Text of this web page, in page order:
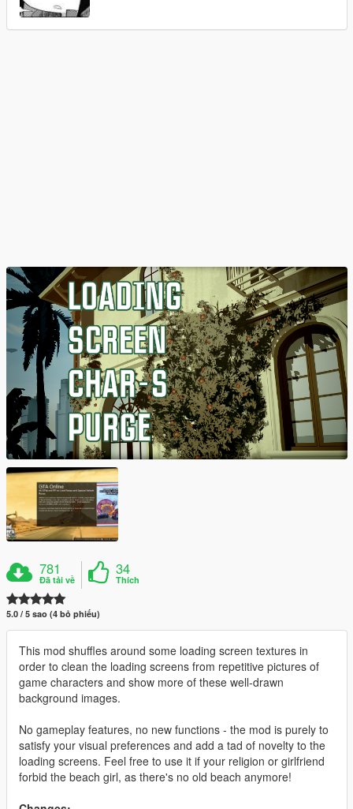
781
Đã tải về
34
Thích
5.0 / 5 sao (4 bỏ phiếu)
This mod shuffles around some loading screen textures in
order to clean the loading screens from repetitive pictures of
game characters and show more of these well-drawn
background images.
No gameplay features, no new functions - the mod is purely to
satisfy your visual preferences and add a tad of novelty to the
loading screens. Feel free to use it if your religion or girlfriend
forbid the beach girl, as there's no old beach anymore!